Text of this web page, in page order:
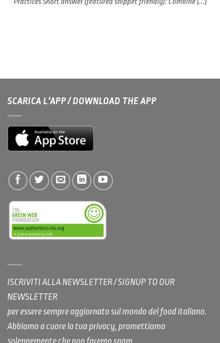
SCARICA L'APP / DOWNLOAD THE APP
ISCRIVITI ALLA NEWSLETTER / SIGNUP TO OUR
NEWSLETTER
per essere sempre aggiornato sul mondo del food italiano.
Abbiamo a cuore la tua privacy, promettiamo
solennemente che non faremo spam